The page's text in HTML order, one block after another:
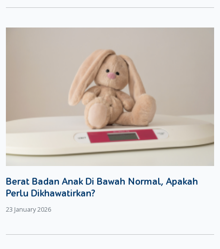
Berat Badan Anak Di Bawah Normal, Apakah
Perlu Dikhawatirkan?
23 January 2026